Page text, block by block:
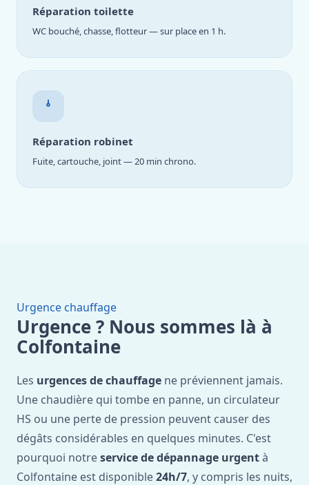
Réparation toilette
WC bouché, chasse, flotteur — sur place en 1 h.
Réparation robinet
Fuite, cartouche, joint — 20 min chrono.
Urgence chauffage
Urgence ? Nous sommes là à
Colfontaine
Les urgences de chauffage ne préviennent jamais.
Une chaudière qui tombe en panne, un circulateur
HS ou une perte de pression peuvent causer des
dégâts considérables en quelques minutes. C'est
pourquoi notreservice de dépannage urgentà
Colfontaine est disponible24h/7, y compris les nuits,